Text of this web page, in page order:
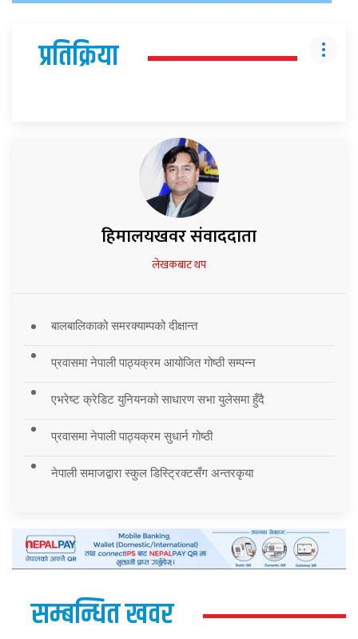
प्रतिक्रिया
हिमालयखवर संवाददाता
लेखकबाट थप
बालबालिकाको समरक्याम्पको दीक्षान्त
प्रवासमा नेपाली पाठ्यक्रम आयोजित गोष्ठी सम्पन्न
एभरेष्ट क्रेडिट युनियनको साधारण सभा युलेसमा हुँदै
प्रवासमा नेपाली पाठ्यक्रम सुधार्न गोष्ठी
नेपाली समाजद्वारा स्कुल डिस्ट्रिक्टसँग अन्तरकृया
सम्बन्धित खवर